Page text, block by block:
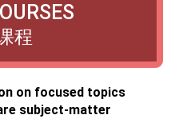
程
on focused topics
subject-matter